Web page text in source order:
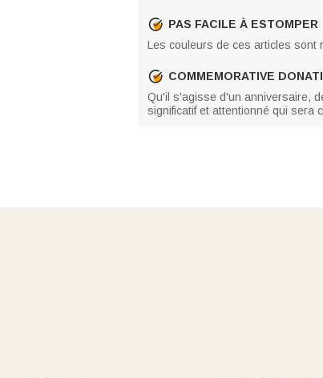
PAS FACILE À ESTOMPER
Les couleurs de ces articles sont
COMMEMORATIVE
Qu'il s'agisse d'un anniversaire,
significatif et attentionné qui sera